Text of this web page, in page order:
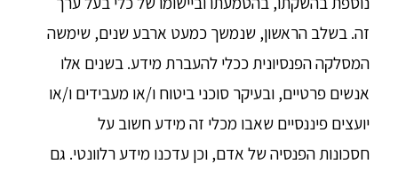
זה. בשלב הראשון, שנמשך כמעט ארבע שנים, שימשה
המסלקה הפנסיונית ככלי להעברת מידע. בשנים אלו
אנשים פרטיים, ובעיקר סוכני ביטוח ו/או מעבידים ו/או
יועצים פיננסיים שאבו מכלי זה מידע חשוב על
חסכונות הפנסיה של אדם, וכן עדכנו מידע רלוונטי. גם